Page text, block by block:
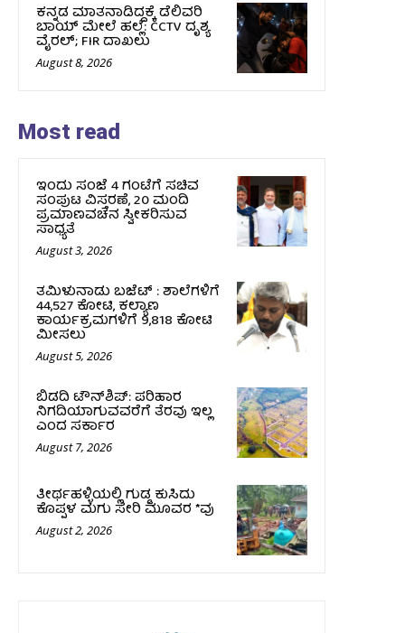
ಕನ್ನಡ ಮಾತನಾಡಿದ್ದಕ್ಕೆ ಡೆಲಿವರಿ
ಬಾಯ್ ಮೇಲೆ ಹಲ್ಲೆ: CCTV ದೃಶ್ಯ
ವೈರಲ್; FIR ದಾಖಲು
August 8, 2026
Most read
ಇಂದು ಸಂಜೆ 4 ಗಂಟೆಗೆ ಸಚಿವ
ಸಂಪುಟ ವಿಸ್ತರಣೆ, 20 ಮಂದಿ
ಪ್ರಮಾಣವಚನ ಸ್ವೀಕರಿಸುವ
ಸಾಧ್ಯತೆ
August 3, 2026
ತಮಿಳುನಾಡು ಬಜೆಟ್ : ಶಾಲೆಗಳಿಗೆ
₹44,527 ಕೋಟಿ, ಕಲ್ಯಾಣ
ಕಾರ್ಯಕ್ರಮಗಳಿಗೆ ₹9,818 ಕೋಟಿ
ಮೀಸಲು
August 5, 2026
ಬಿಡದಿ ಟೌನ್‌ಶಿಪ್‌: ಪರಿಹಾರ
ನಿಗದಿಯಾಗುವವರೆಗೆ ತೆರವು ಇಲ್ಲ
ಎಂದ ಸರ್ಕಾರ
August 7, 2026
ತೀರ್ಥಹಳ್ಳಿಯಲ್ಲಿ ಗುಡ್ಡ ಕುಸಿದು
ಕೊಪ್ಪಳ ಮಗು ಸೇರಿ ಮೂವರ *ವು
August 2, 2026